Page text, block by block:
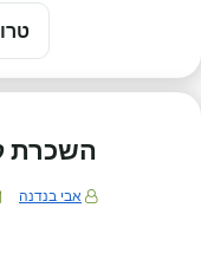
השכרת
אבי בנדנה